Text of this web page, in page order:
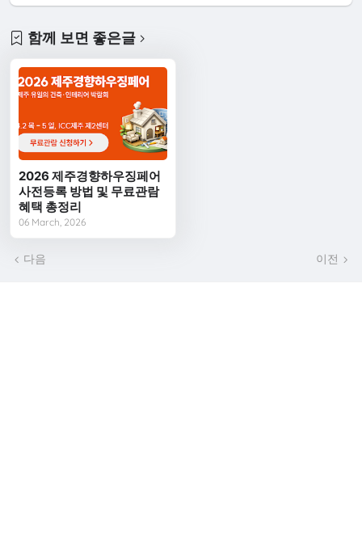
함께 보면 좋은글
2026 제주경향하우징페어
사전등록 방법 및 무료관람
혜택 총정리
06 March, 2026
다음 이전